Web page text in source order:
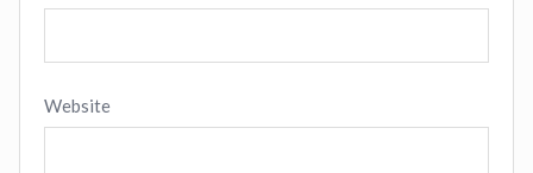
Website